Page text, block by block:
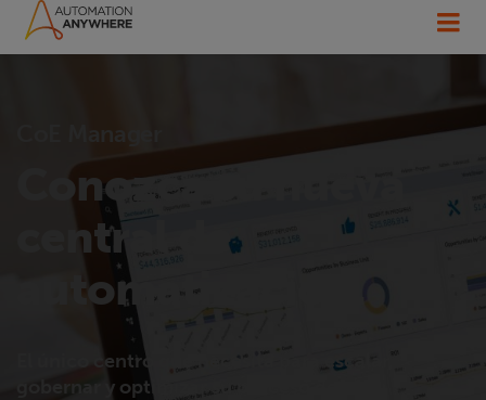
Conozca su nueva
central de
automatización.
El único centro que necesita para escalar,
gobernar y optimizar su proceso de